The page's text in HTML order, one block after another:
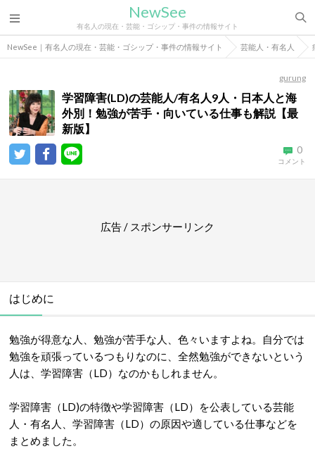
NewSee
有名人の現在・芸能・ゴシップ・事件の情報サイト
NewSee｜有名人の現在・芸能・ゴシップ・事件の情報サイト 芸能人・有名人
gurung
学習障害(LD)の芸能人/有名人9人・日本人と海
外別！勉強が苦手・向いている仕事も解説【最
新版】
0
コメント
広告 / スポンサーリンク
はじめに
勉強が得意な人、勉強が苦手な人、色々いますよね。自分では
勉強を頑張っているつもりなのに、全然勉強ができないという
人は、学習障害（LD）なのかもしれません。
学習障害（LD)の特徴や学習障害（LD）を公表している芸能
人・有名人、学習障害（LD）の原因や適している仕事などを
まとめました。